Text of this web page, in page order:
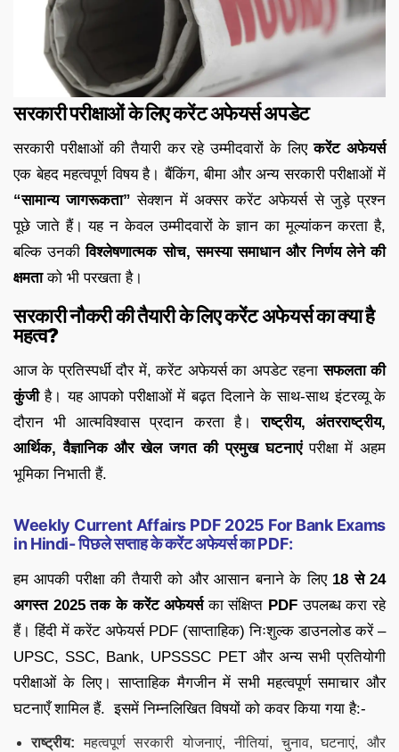
सरकारी परीक्षाओं के लिए करेंट अफेयर्स अपडेट
सरकारी परीक्षाओं की तैयारी कर रहे उम्मीदवारों के लिएकरेंट अफेयर्स
एक बेहद महत्वपूर्ण विषय है। बैंकिंग, बीमा और अन्य सरकारी परीक्षाओं में
“सामान्य जागरूकता” सेक्शन में अक्सर करेंट अफेयर्स से जुड़े प्रश्न
पूछे जाते हैं। यह न केवल उम्मीदवारों के ज्ञान का मूल्यांकन करता है,
बल्कि उनकीविश्लेषणात्मक सोच, समस्या समाधान और निर्णय लेने की
क्षमताको भी परखता है।
सरकारी नौकरी की तैयारी के लिएकरेंट अफेयर्स का क्या है
महत्व?
आज के प्रतिस्पर्धी दौर में, करेंट अफेयर्स का अपडेट रहनासफलता की
कुंजीहै। यह आपको परीक्षाओं में बढ़त दिलाने के साथ-साथ इंटरव्यू के
दौरान भी आत्मविश्वास प्रदान करता है।राष्ट्रीय, अंतरराष्ट्रीय,
आर्थिक, वैज्ञानिक और खेल जगत की प्रमुख घटनाएंपरीक्षा में अहम
भूमिका निभाती हैं.
Weekly Current Affairs PDF 2025 For Bank Exams
in Hindi- पिछले सप्ताह के करेंट अफेयर्स का PDF:
हम आपकी परीक्षा की तैयारी को और आसान बनाने के लिए 18 से 24
अगस्त 2025 तक के करेंट अफेयर्सका संक्षिप्त PDF उपलब्ध करा रहे
हैं। हिंदी में करेंट अफेयर्स PDF (साप्ताहिक) निःशुल्क डाउनलोड करें –
UPSC, SSC, Bank, UPSSSC PET और अन्य सभी प्रतियोगी
परीक्षाओं के लिए। साप्ताहिक मैगजीन में सभी महत्वपूर्ण समाचार और
घटनाएँ शामिल हैं. इसमें निम्नलिखित विषयों को कवर किया गया है:-
राष्ट्रीय: महत्वपूर्ण सरकारी योजनाएं, नीतियां, चुनाव, घटनाएं, और